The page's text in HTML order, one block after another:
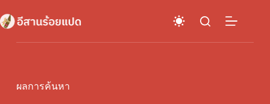
to
content
ผลการค้นหา